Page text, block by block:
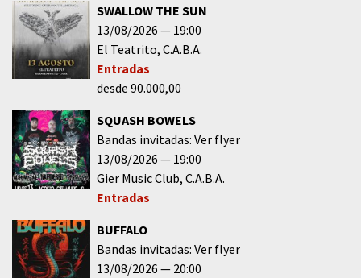
SWALLOW THE SUN
13/08/2026
19:00
El Teatrito C.A.B.A.
Entradas
desde 90.000,00
SQUASH BOWELS
Bandas invitadas: Ver flyer
13/08/2026
19:00
Gier Music Club C.A.B.A.
Entradas
BUFFALO
Bandas invitadas: Ver flyer
13/08/2026
20:00